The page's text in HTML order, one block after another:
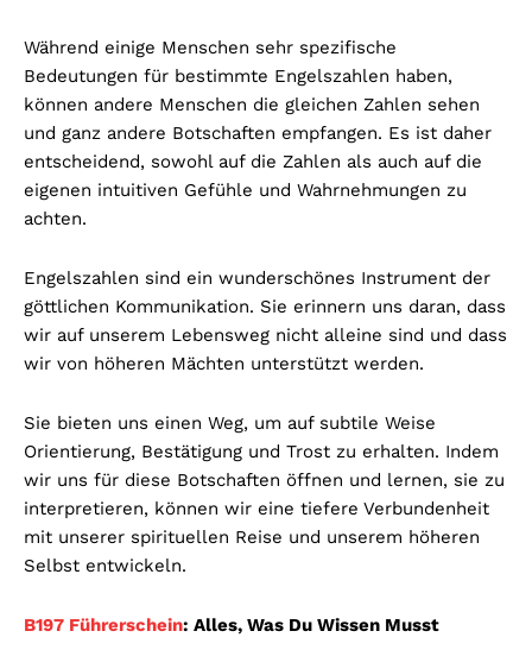
Während einige Menschen sehr spezifische
Bedeutungen für bestimmte Engelszahlen haben,
können andere Menschen die gleichen Zahlen sehen
und ganz andere Botschaften empfangen. Es ist daher
entscheidend, sowohl auf die Zahlen als auch auf die
eigenen intuitiven Gefühle und Wahrnehmungen zu
achten.
Engelszahlen sind ein wunderschönes Instrument der
göttlichen Kommunikation. Sie erinnern uns daran, dass
wir auf unserem Lebensweg nicht alleine sind und dass
wir von höheren Mächten unterstützt werden.
Sie bieten uns einen Weg, um auf subtile Weise
Orientierung, Bestätigung und Trost zu erhalten. Indem
wir uns für diese Botschaften öffnen und lernen, sie zu
interpretieren, können wir eine tiefere Verbundenheit
mit unserer spirituellen Reise und unserem höheren
Selbst entwickeln.
B197 Führerschein: Alles, Was Du Wissen Musst